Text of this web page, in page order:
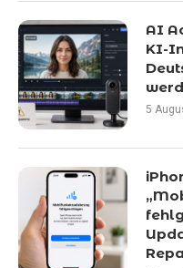
AI
KI-
5